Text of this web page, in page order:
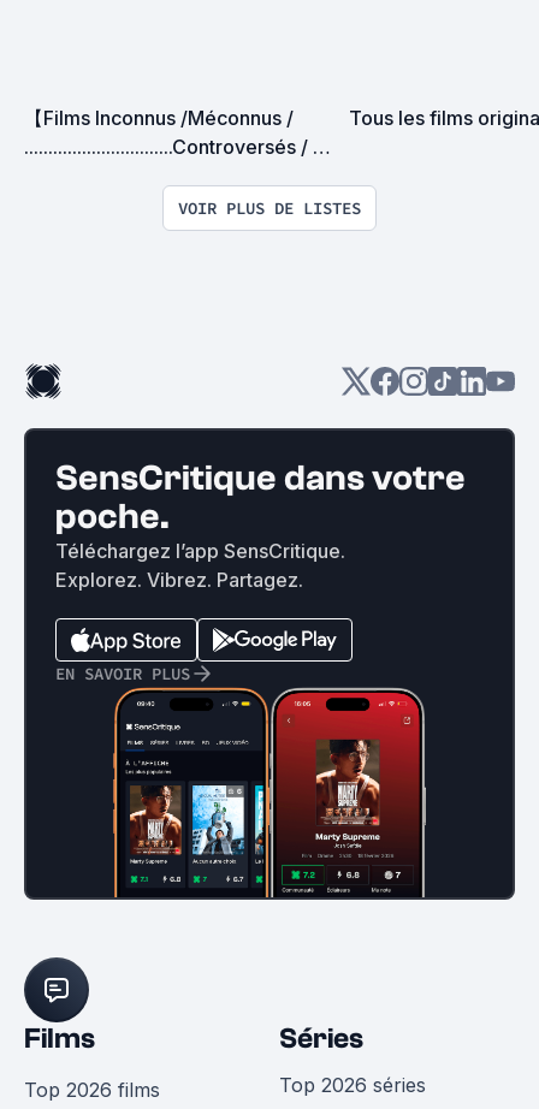
【Films Inconnus /Méconnus /
...............................Controversés /
Tous les films
VOIR PLUS DE LISTES
SensCritique dans votre
poche.
Téléchargez l’app SensCritique.
Explorez. Vibrez. Partagez.
EN SAVOIR PLUS
Films
Top 2026 films
Séries
Top 2026 séries